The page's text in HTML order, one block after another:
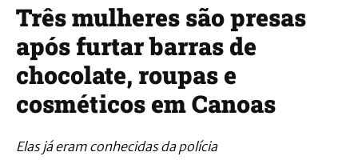
Três mulheres são presas
após furtar barras de
chocolate, roupas e
cosméticos em Canoas
Elas já eram conhecidas da polícia